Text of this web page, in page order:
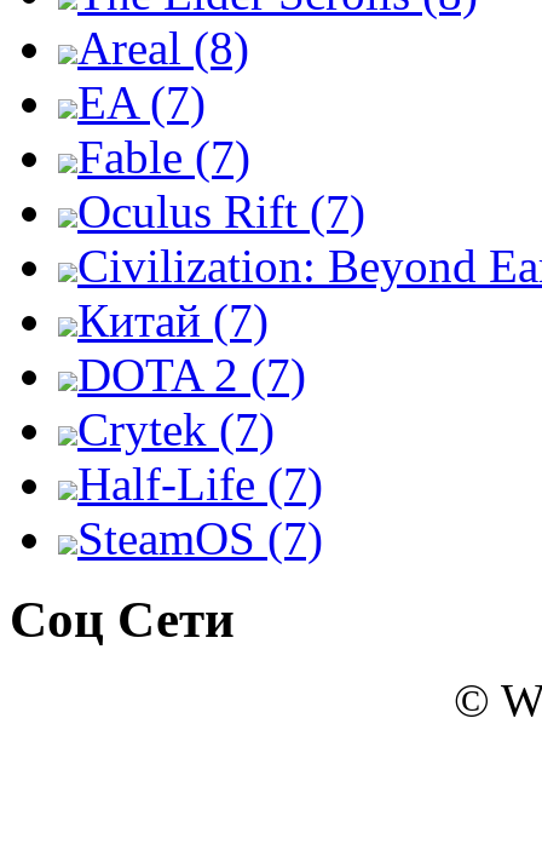
Areal (8)
EA (7)
Fable (7)
Oculus Rift (7)
Civilization: Beyond
Китай (7)
DOTA 2 (7)
Crytek (7)
Half-Life (7)
SteamOS (7)
Соц Сети
©